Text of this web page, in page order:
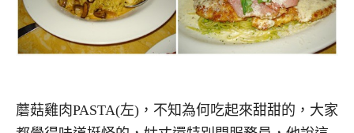
蘑菇雞肉PASTA(左)，不知為何吃起來甜甜的，大家